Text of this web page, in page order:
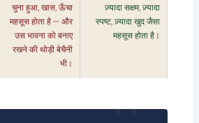
चुना हुआ, खास, ऊँचा
महसूस होता है — और
उस भावना को बनाए
रखने की थोड़ी बेचैनी
भी।
ज़्यादा सक्षम, ज़्यादा
स्पष्ट, ज़्यादा खुद जैसा
महसूस होता है।